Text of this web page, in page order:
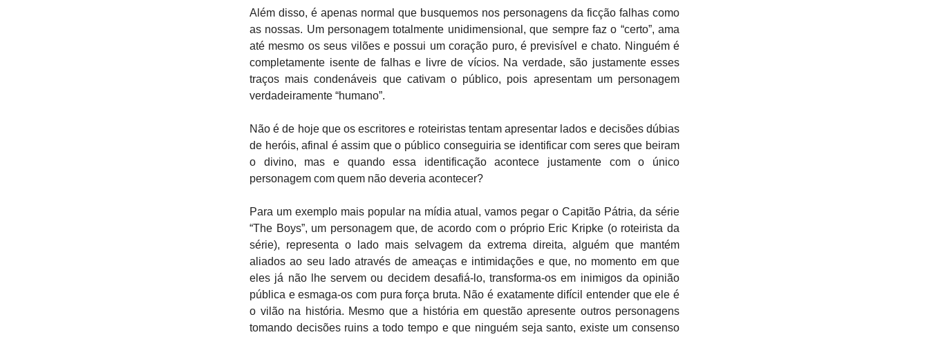
Além disso, é apenas normal que busquemos nos personagens da ficção falhas como
as nossas. Um personagem totalmente unidimensional, que sempre faz o “certo”, ama
até mesmo os seus vilões e possui um coração puro, é previsível e chato. Ninguém é
completamente isente de falhas e livre de vícios. Na verdade, são justamente esses
traços mais condenáveis que cativam o público, pois apresentam um personagem
verdadeiramente “humano”.
Não é de hoje que os escritores e roteiristas tentam apresentar lados e decisões dúbias
de heróis, afinal é assim que o público conseguiria se identificar com seres que beiram
o divino, mas e quando essa identificação acontece justamente com o único
personagem com quem não deveria acontecer?
Para um exemplo mais popular na mídia atual, vamos pegar o Capitão Pátria, da série
“The Boys”, um personagem que, de acordo com o próprio Eric Kripke (o roteirista da
série), representa o lado mais selvagem da extrema direita, alguém que mantém
aliados ao seu lado através de ameaças e intimidações e que, no momento em que
eles já não lhe servem ou decidem desafiá-lo, transforma-os em inimigos da opinião
pública e esmaga-os com pura força bruta. Não é exatamente difícil entender que ele é
o vilão na história. Mesmo que a história em questão apresente outros personagens
tomando decisões ruins a todo tempo e que ninguém seja santo, existe um consenso